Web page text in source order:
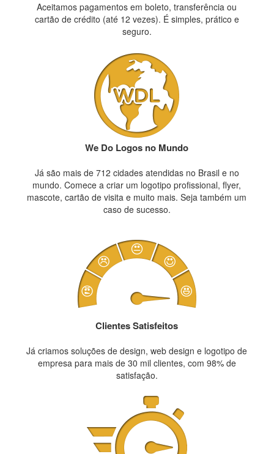
Aceitamos pagamentos em boleto, transferência ou
cartão de crédito (até 12 vezes). É simples, prático e
seguro.
We Do Logos no Mundo
Já são mais de 712 cidades atendidas no Brasil e no
mundo. Comece a criar um logotipo profissional, flyer,
mascote, cartão de visita e muito mais. Seja também um
caso de sucesso.
Clientes Satisfeitos
Já criamos soluções de design, web design e logotipo de
empresa para mais de 30 mil clientes, com 98% de
satisfação.